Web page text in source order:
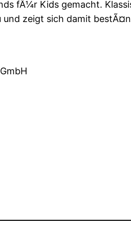
fÃ¼r Kids gemacht.
und zeigt sich damit